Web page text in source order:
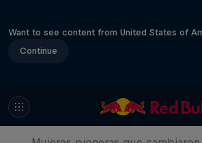
Want to see content from United States of
Continue
NOW DAYS